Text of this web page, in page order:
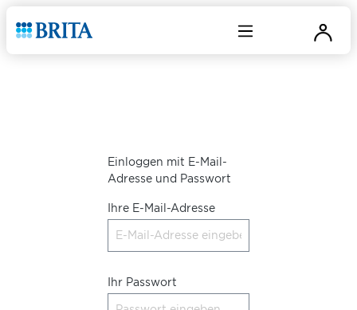
Einloggen mit E-Mail-
Adresse und Passwort
Ihre E-Mail-Adresse
Ihr Passwort